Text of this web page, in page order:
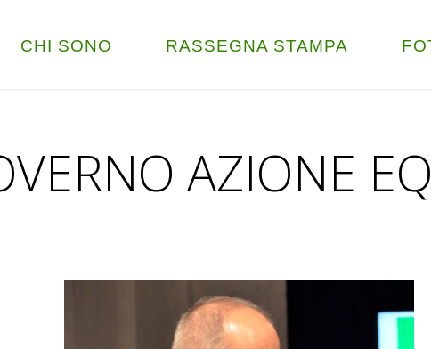
CHI SONO RASSEGNA STAMPA
AZIONE